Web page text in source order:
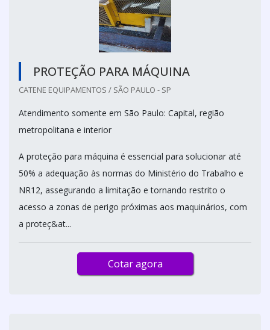
PROTEÇÃO PARA MÁQUINA
CATENE EQUIPAMENTOS / SÃO PAULO - SP
Atendimento somente em São Paulo: Capital, região
metropolitana e interior
A proteção para máquina é essencial para solucionar até
50% a adequação às normas do Ministério do Trabalho e
NR12, assegurando a limitação e tornando restrito o
acesso a zonas de perigo próximas aos maquinários, com
a proteç&at...
Cotar agora